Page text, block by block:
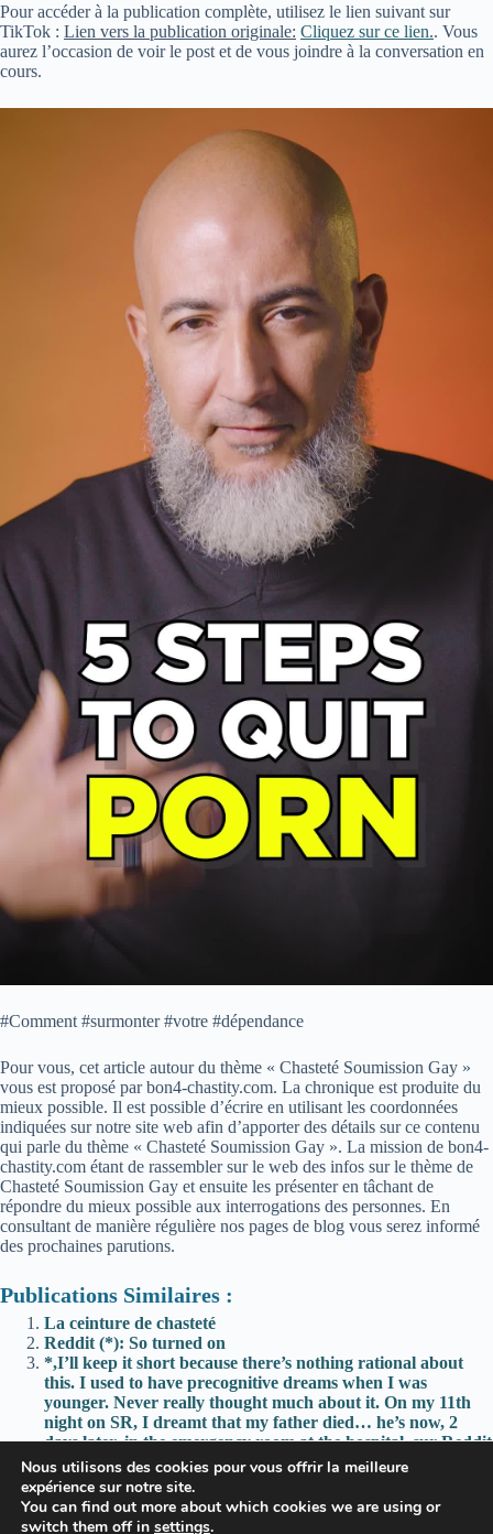
Pour accéder à la publication complète, utilisez le lien suivant sur
TikTok : Lien vers la publication originale: Cliquez sur ce lien.. Vous
aurez l’occasion de voir le post et de vous joindre à la conversation en
cours.
#Comment #surmonter #votre #dépendance
Pour vous, cet article autour du thème « Chasteté Soumission Gay »
vous est proposé par bon4-chastity.com. La chronique est produite du
mieux possible. Il est possible d’écrire en utilisant les coordonnées
indiquées sur notre site web afin d’apporter des détails sur ce contenu
qui parle du thème « Chasteté Soumission Gay ». La mission de bon4-
chastity.com étant de rassembler sur le web des infos sur le thème de
Chasteté Soumission Gay et ensuite les présenter en tâchant de
répondre du mieux possible aux interrogations des personnes. En
consultant de manière régulière nos pages de blog vous serez informé
des prochaines parutions.
Publications Similaires :
La ceinture de chasteté
Reddit (*): So turned on
*,I’ll keep it short because there’s nothing rational about
this. I used to have precognitive dreams when I was
younger. Never really thought much about it. On my 11th
night on SR, I dreamt that my father died… he’s now, 2
days later, in the emergency room at the hospital. sur Reddit
*; One year’s gone, and it felt like he deserved a final
reminder of what he’s been missing out on—and never get
back: Happy Anniversary!
Nous utilisons des cookies pour vous offrir la meilleure
expérience sur notre site.
You can find out more about which cookies we are using or
switch them off in settings.